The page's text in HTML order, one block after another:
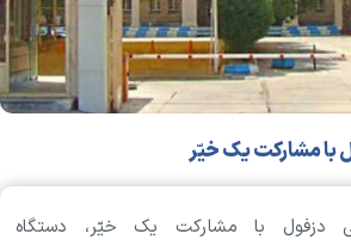
با مشارکت یک خیّر
دزفول با مشارکت یک خیّر، دستگاه